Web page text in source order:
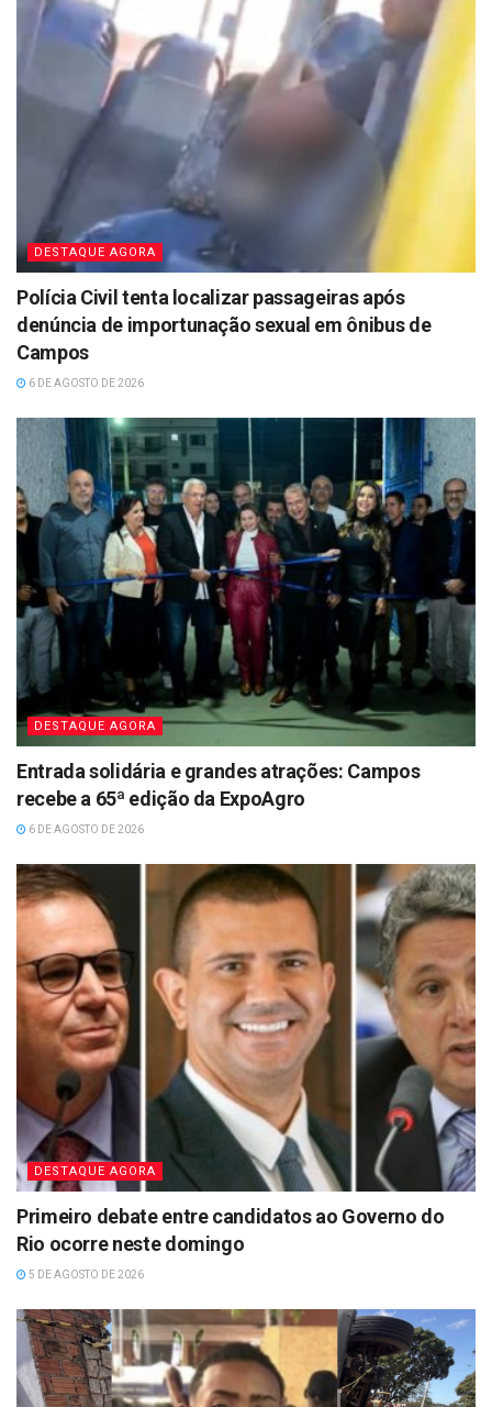
DESTAQUE AGORA
Polícia Civil tenta localizar passageiras após
denúncia de importunação sexual em ônibus de
Campos
6 DE AGOSTO DE 2026
DESTAQUE AGORA
Entrada solidária e grandes atrações: Campos
recebe a 65ª edição da ExpoAgro
6 DE AGOSTO DE 2026
DESTAQUE AGORA
Primeiro debate entre candidatos ao Governo do
Rio ocorre neste domingo
5 DE AGOSTO DE 2026